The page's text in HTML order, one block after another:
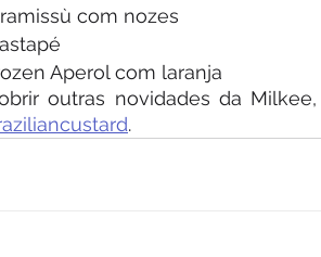
com nozes
Aperol com laranja
.